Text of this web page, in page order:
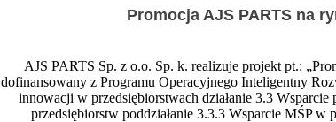
Promocja AJS PARTS na
AJS PARTS Sp. z o.o. Sp. k. realizuje projekt pt.:
dofinansowany z Programu Operacyjnego Inteligentny
innowacji w przedsiębiorstwach działanie 3.3
przedsiębiorstw poddziałanie 3.3.3 Wsparcie MŚP